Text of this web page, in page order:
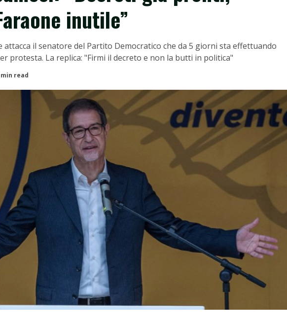
inutile”
attacca il senatore del Partito Democratico che da 5 giorni sta effettuando
protesta. La replica: "Firmi il decreto e non la butti in politica"
min read